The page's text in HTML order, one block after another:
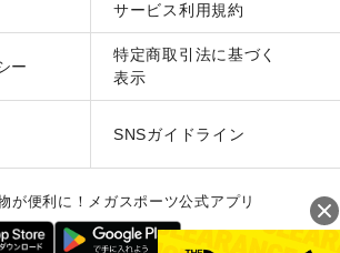
サービス利用規約
ー
特定商取引法に基づく
表示
SNSガイドライン
が便利に！メガスポーツ公式アプリ